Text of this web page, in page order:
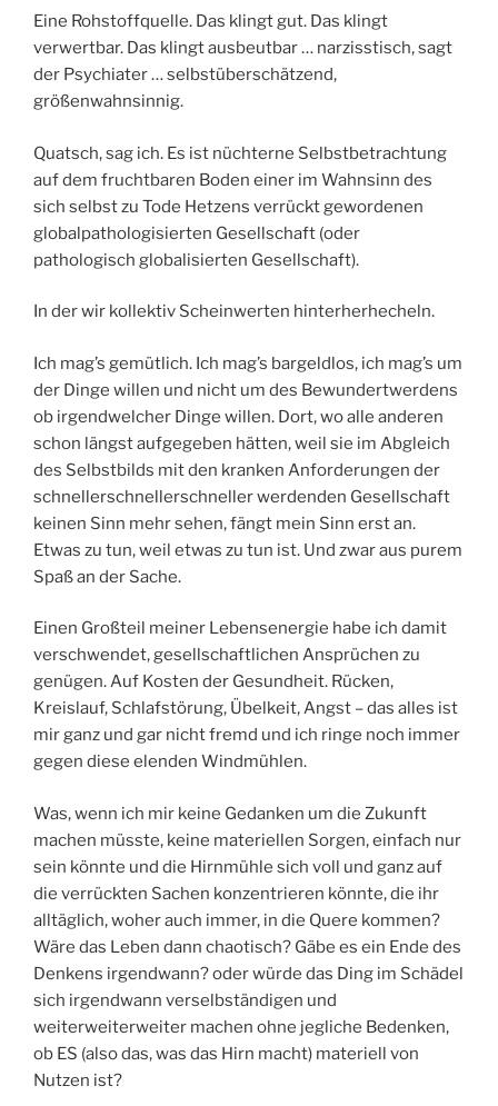
Eine Rohstoffquelle. Das klingt gut. Das klingt
verwertbar. Das klingt ausbeutbar … narzisstisch, sagt
der Psychiater … selbstüberschätzend,
größenwahnsinnig.
Quatsch, sag ich. Es ist nüchterne Selbstbetrachtung
auf dem fruchtbaren Boden einer im Wahnsinn des
sich selbst zu Tode Hetzens verrückt gewordenen
globalpathologisierten Gesellschaft (oder
pathologisch globalisierten Gesellschaft).
In der wir kollektiv Scheinwerten hinterherhecheln.
Ich mag’s gemütlich. Ich mag’s bargeldlos, ich mag’s um
der Dinge willen und nicht um des Bewundertwerdens
ob irgendwelcher Dinge willen. Dort, wo alle anderen
schon längst aufgegeben hätten, weil sie im Abgleich
des Selbstbilds mit den kranken Anforderungen der
schnellerschnellerschneller werdenden Gesellschaft
keinen Sinn mehr sehen, fängt mein Sinn erst an.
Etwas zu tun, weil etwas zu tun ist. Und zwar aus purem
Spaß an der Sache.
Einen Großteil meiner Lebensenergie habe ich damit
verschwendet, gesellschaftlichen Ansprüchen zu
genügen. Auf Kosten der Gesundheit. Rücken,
Kreislauf, Schlafstörung, Übelkeit, Angst – das alles ist
mir ganz und gar nicht fremd und ich ringe noch immer
gegen diese elenden Windmühlen.
Was, wenn ich mir keine Gedanken um die Zukunft
machen müsste, keine materiellen Sorgen, einfach nur
sein könnte und die Hirnmühle sich voll und ganz auf
die verrückten Sachen konzentrieren könnte, die ihr
alltäglich, woher auch immer, in die Quere kommen?
Wäre das Leben dann chaotisch? Gäbe es ein Ende des
Denkens irgendwann? oder würde das Ding im Schädel
sich irgendwann verselbständigen und
weiterweiterweiter machen ohne jegliche Bedenken,
ob ES (also das, was das Hirn macht) materiell von
Nutzen ist?